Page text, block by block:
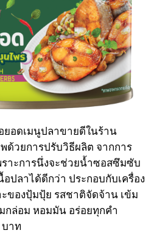
ยอดเมนูปลาขายดีในร้าน
ด้วยการปรับวิธีผลิต จากการ
าะการนึ่งจะช่วยน้ำซอสซึมซับ
ปลาได้ดีกว่า ประกอบกับเครื่อง
ของปุ้มปุ้ย รสชาติจัดจ้าน เข้ม
กล่อม หอมมัน อร่อยทุกคำ
าท